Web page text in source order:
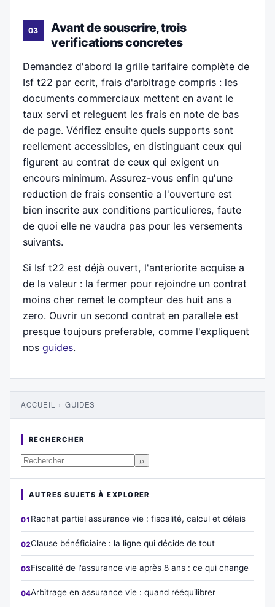
Avant de souscrire, trois
verifications concretes
Demandez d'abord la grille tarifaire complète de
Isf t22 par ecrit, frais d'arbitrage compris : les
documents commerciaux mettent en avant le
taux servi et releguent les frais en note de bas
de page. Vérifiez ensuite quels supports sont
reellement accessibles, en distinguant ceux qui
figurent au contrat de ceux qui exigent un
encours minimum. Assurez-vous enfin qu'une
reduction de frais consentie a l'ouverture est
bien inscrite aux conditions particulieres, faute
de quoi elle ne vaudra pas pour les versements
suivants.
Si Isf t22 est déjà ouvert, l'anteriorite acquise a
de la valeur : la fermer pour rejoindre un contrat
moins cher remet le compteur des huit ans a
zero. Ouvrir un second contrat en parallele est
presque toujours preferable, comme l'expliquent
nos guides.
ACCUEIL › GUIDES
RECHERCHER
⌕
AUTRES SUJETS À EXPLORER
Rachat partiel assurance vie : fiscalité, calcul et délais
Clause bénéficiaire : la ligne qui décide de tout
Fiscalité de l'assurance vie après 8 ans : ce qui change
Arbitrage en assurance vie : quand rééquilibrer